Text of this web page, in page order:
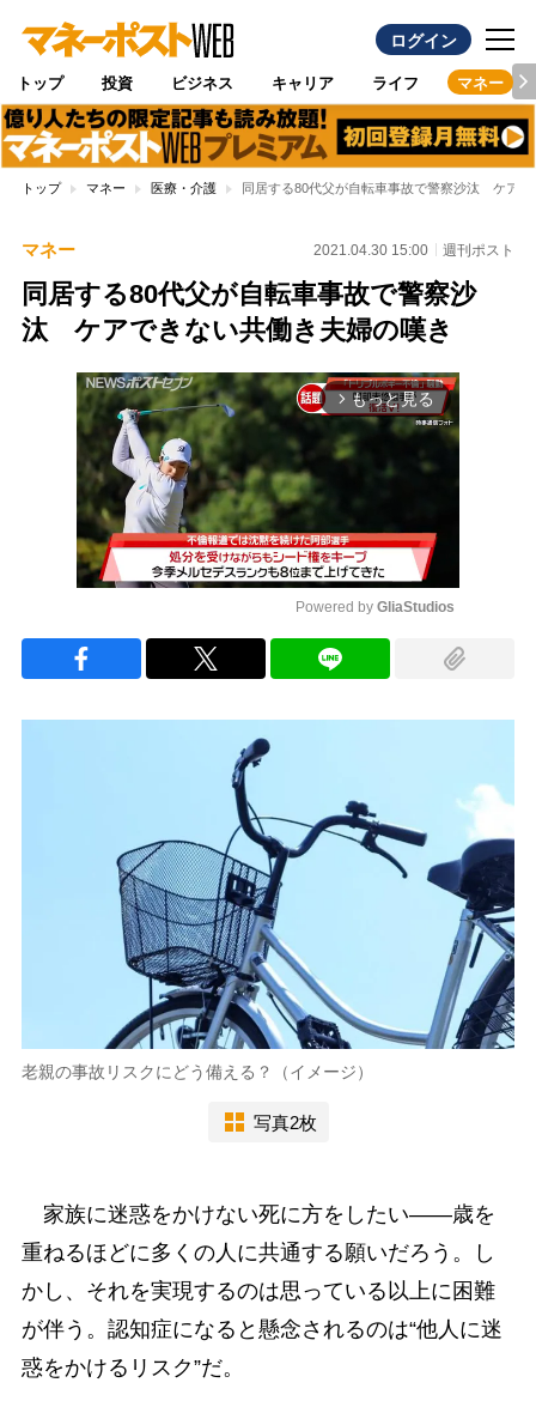
ログイン
トップ 投資 ビジネス キャリア ライフ マネー
トップ マネー 医療・介護 同居する80代父が自転車事故で警察沙汰 ケアで
マネー 2021.04.30 15:00 週刊ポスト
同居する80代父が自転車事故で警察沙
汰 ケアできない共働き夫婦の嘆き
arrow_forward_ios もっと見る
Powered by GliaStudios
老親の事故リスクにどう備える？（イメージ）
写真2枚
家族に迷惑をかけない死に方をしたい――歳を
重ねるほどに多くの人に共通する願いだろう。し
かし、それを実現するのは思っている以上に困難
が伴う。認知症になると懸念されるのは“他人に迷
惑をかけるリスク”だ。